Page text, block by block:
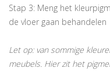
Stap 3: Meng het
de vloer gaan behandelen
Let op: van sommige
meubels. Hier zit het